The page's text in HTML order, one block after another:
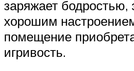
заряжает бодростью,
хорошим
помещение
игривость.